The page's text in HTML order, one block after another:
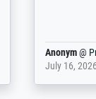
SJL@
December